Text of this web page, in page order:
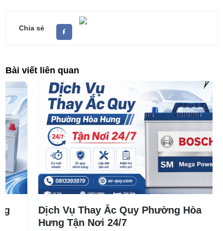
Chia sẻ
Bài viết liên quan
Dịch Vụ Thay Ắc Quy Phường Hòa
Hưng Tận Nơi 24/7